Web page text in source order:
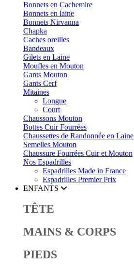
Bonnets en Cachemire
Bonnets en laine
Bonnets Nirvanna
Chapka
Caches oreilles
Bandeaux
Gilets en Laine
Moufles en Mouton
Gants Mouton
Gants Cerf
Mitaines
Longue
Court
Chaussons Mouton
Bottes Cuir Fourrées
Chaussettes de Randonnée en Laine
Semelles Mouton
Chaussure Fourrées Cuir et Mouton
Nos Espadrilles
Espadrilles Made in France
Espadrilles Premier Prix
ENFANTS
TÊTE
MAINS & CORPS
PIEDS